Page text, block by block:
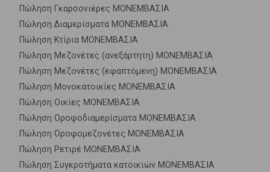
Πώληση Γκαρσονιέρες ΜΟΝΕΜΒΑΣΙΑ
Πώληση Διαμερίσματα ΜΟΝΕΜΒΑΣΙΑ
Πώληση Κτίρια ΜΟΝΕΜΒΑΣΙΑ
Πώληση Μεζονέτες (ανεξάρτητη) ΜΟΝΕΜΒΑΣΙΑ
Πώληση Μεζονέτες (εφαπτόμενη) ΜΟΝΕΜΒΑΣΙΑ
Πώληση Μονοκατοικίες ΜΟΝΕΜΒΑΣΙΑ
Πώληση Οικίες ΜΟΝΕΜΒΑΣΙΑ
Πώληση Οροφοδιαμερίσματα ΜΟΝΕΜΒΑΣΙΑ
Πώληση Οροφομεζονέτες ΜΟΝΕΜΒΑΣΙΑ
Πώληση Ρετιρέ ΜΟΝΕΜΒΑΣΙΑ
Πώληση Συγκροτήματα κατοικιών ΜΟΝΕΜΒΑΣΙΑ